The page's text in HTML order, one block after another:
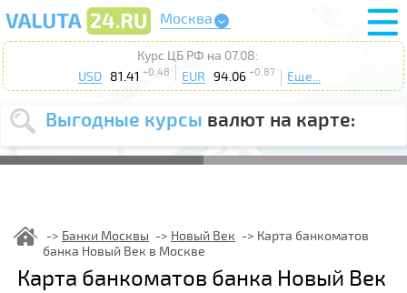
Москва
Курс ЦБ РФ на 07.08:
USD 81.41 +0.48 EUR 94.06 +0.87 Еще...
Выгодные курсы валют на карте:
Выберите
USD EUR
курс от
Выберите
действие: Продать Купить
Банки Москвы Новый Век
Карта банкоматов
банка Новый Век в Москве
Карта банкоматов банка Новый Век